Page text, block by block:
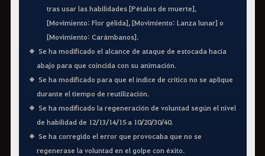
tras usar las habilidades [Pétalos de muerte],
[Movimiento: Flor gélida], [Movimiento: Lanza lunar] o
[Movimiento: Carámbanos].
Se ha modificado el alcance de ataque de estocada hacia
abajo para que coincida con su animación.
Se ha modificado para que el índice de crítico no se aplique
durante el tiempo de reutilización.
Se ha modificado la regeneración de voluntad según el nivel
de habilidad de 12/13/14/15 a 10/20/30/40.
Se ha corregido el error que provocaba que no se
regenerase la voluntad en el golpe con éxito.